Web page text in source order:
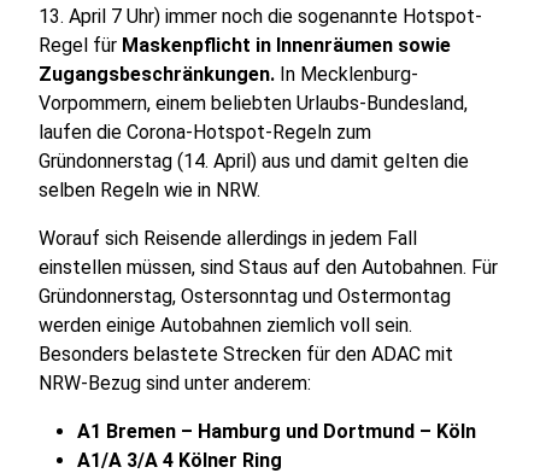
13. April 7 Uhr) immer noch die sogenannte Hotspot-
Regel für Maskenpflicht in Innenräumen sowie
Zugangsbeschränkungen. In Mecklenburg-
Vorpommern, einem beliebten Urlaubs-Bundesland,
laufen die Corona-Hotspot-Regeln zum
Gründonnerstag (14. April) aus und damit gelten die
selben Regeln wie in NRW.
Worauf sich Reisende allerdings in jedem Fall
einstellen müssen, sind Staus auf den Autobahnen. Für
Gründonnerstag, Ostersonntag und Ostermontag
werden einige Autobahnen ziemlich voll sein.
Besonders belastete Strecken für den ADAC mit
NRW-Bezug sind unter anderem:
A1 Bremen – Hamburg und Dortmund – Köln
A1/A 3/A 4 Kölner Ring